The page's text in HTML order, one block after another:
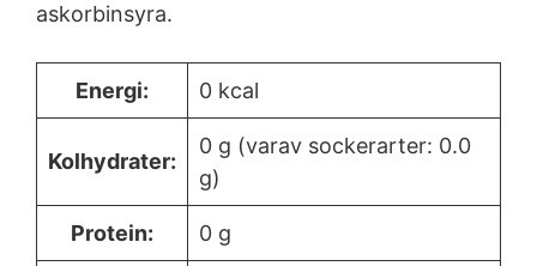
askorbinsyra.
Energi: 0 kcal
Kolhydrater:
0 g (varav sockerarter: 0.0
g)
Protein: 0 g